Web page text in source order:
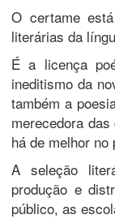
O certame
literárias da
É a licença
ineditismo da
também a
merecedora
há de melhor
A seleção
produção e
público, as